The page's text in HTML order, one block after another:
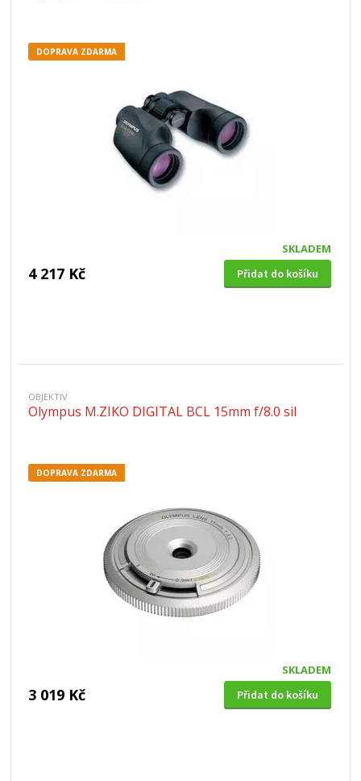
DOPRAVA ZDARMA
SKLADEM
4 217 Kč Přidat do košíku
OBJEKTIV
Olympus M.ZIKO DIGITAL BCL 15mm f/8.0 sil
DOPRAVA ZDARMA
SKLADEM
3 019 Kč Přidat do košíku